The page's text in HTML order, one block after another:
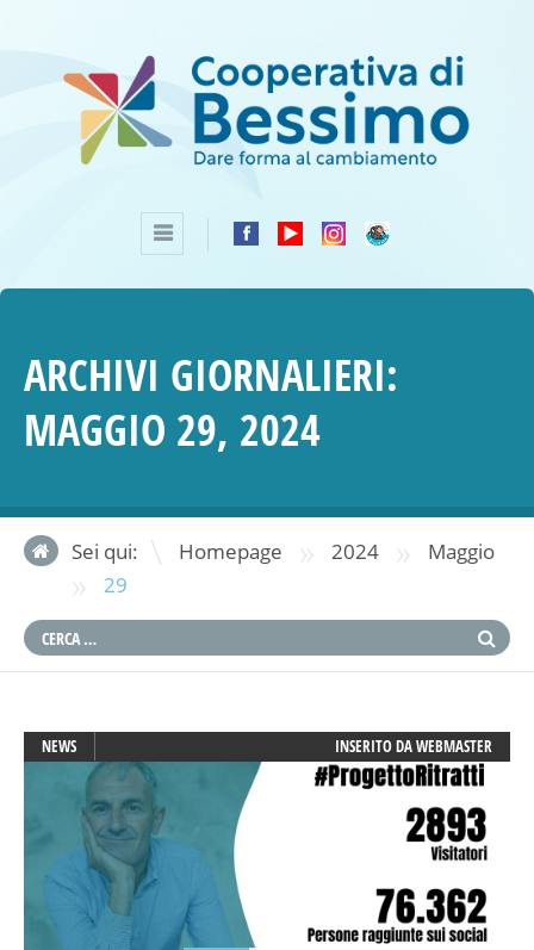
ARCHIVI GIORNALIERI:
MAGGIO 29, 2024
Sei qui: Homepage » 2024 » Maggio
» 29
NEWS INSERITO DAWEBMASTER